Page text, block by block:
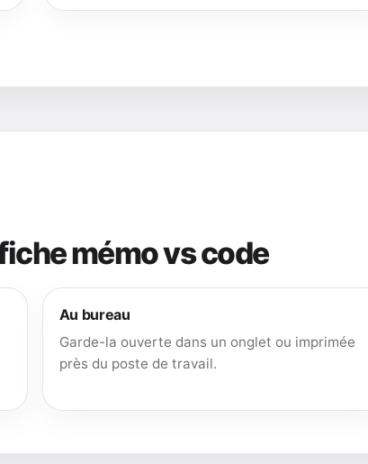
mémo vs code
Au bureau
Garde-la ouverte dans un onglet ou imprimée
près du poste de travail.